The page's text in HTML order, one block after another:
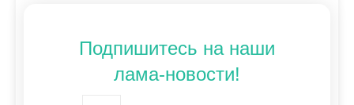
Подпишитесь на наши
лама-новости!